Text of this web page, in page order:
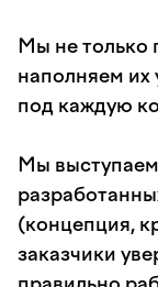
Мы не только
наполняем их
под каждую
Мы
(концепция,
заказчики